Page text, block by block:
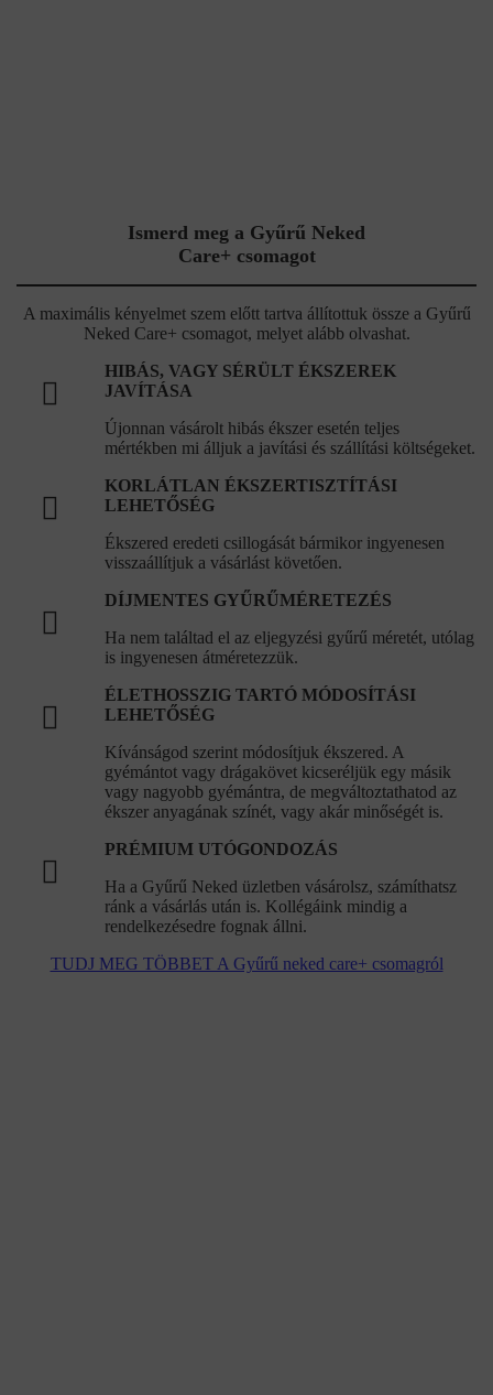
Ismerd meg a Gyűrű Neked
Care+ csomagot
A maximális kényelmet szem előtt tartva állítottuk össze a Gyűrű
Neked Care+ csomagot, melyet alább olvashat.
HIBÁS, VAGY SÉRÜLT ÉKSZEREK
JAVÍTÁSA
Újonnan vásárolt hibás ékszer esetén teljes
mértékben mi álljuk a javítási és szállítási költségeket.
KORLÁTLAN ÉKSZERTISZTÍTÁSI
LEHETŐSÉG
Ékszered eredeti csillogását bármikor ingyenesen
visszaállítjuk a vásárlást követően.
DÍJMENTES GYŰRŰMÉRETEZÉS
Ha nem találtad el az eljegyzési gyűrű méretét, utólag
is ingyenesen átméretezzük.
ÉLETHOSSZIG TARTÓ MÓDOSÍTÁSI
LEHETŐSÉG
Kívánságod szerint módosítjuk ékszered. A
gyémántot vagy drágakövet kicseréljük egy másik
vagy nagyobb gyémántra, de megváltoztathatod az
ékszer anyagának színét, vagy akár minőségét is.
PRÉMIUM UTÓGONDOZÁS
Ha a Gyűrű Neked üzletben vásárolsz, számíthatsz
ránk a vásárlás után is. Kollégáink mindig a
rendelkezésedre fognak állni.
TUDJ MEG TÖBBET A Gyűrű neked care+ csomagról